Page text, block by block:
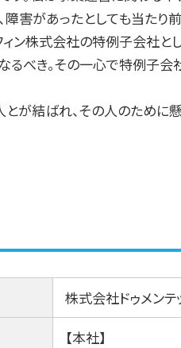
障害があったとしても当た
ィン株式会社の特例子会社
るべき。その一心で特例子会
とが結ばれ、その人のために
株式会社ドゥメンテ
【本社】